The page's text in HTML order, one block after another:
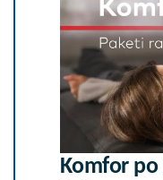
Komfor